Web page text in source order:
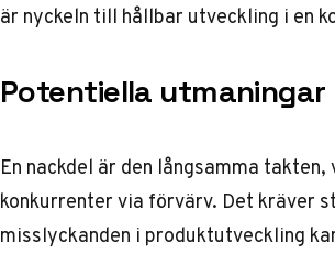
är nyckeln till hållbar utveckling i en
Potentiella utmaningar
En nackdel är den långsamma
konkurrenter via förvärv. Det kräver
misslyckanden i produktutveckling